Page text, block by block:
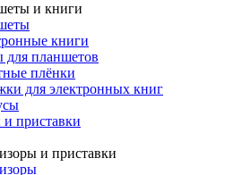
и книги
книги
для планшетов
плёнки
для электронных книг
приставки
и приставки